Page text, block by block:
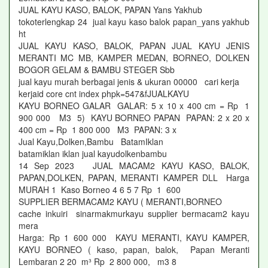
JUAL KAYU KASO, BALOK, PAPAN Yans Yakhub
tokoterlengkap 24 jual kayu kaso balok papan_yans yakhub
ht
JUAL KAYU KASO, BALOK, PAPAN JUAL KAYU JENIS
MERANTI MC MB, KAMPER MEDAN, BORNEO, DOLKEN
BOGOR GELAM & BAMBU STEGER Sbb
jual kayu murah berbagai jenis & ukuran 00000 cari kerja
kerjaid core cnt index phpk=547&fJUALKAYU
KAYU BORNEO GALAR GALAR: 5 x 10 x 400 cm = Rp 1
900 000 M3 5) KAYU BORNEO PAPAN PAPAN: 2 x 20 x
400 cm = Rp 1 800 000 M3 PAPAN: 3 x
Jual Kayu,Dolken,Bambu BatamIklan
batamiklan iklan jual kayudolkenbambu
14 Sep 2023 JUAL MACAM2 KAYU KASO, BALOK,
PAPAN,DOLKEN, PAPAN, MERANTI KAMPER DLL Harga
MURAH 1 Kaso Borneo 4 6 5 7 Rp 1 600
SUPPLIER BERMACAM2 KAYU ( MERANTI,BORNEO
cache inkuiri sinarmakmurkayu supplier bermacam2 kayu
mera
Harga: Rp 1 600 000 KAYU MERANTI, KAYU KAMPER,
KAYU BORNEO ( kaso, papan, balok, Papan Meranti
Lembaran 2 20 m³ Rp 2 800 000, m3 8